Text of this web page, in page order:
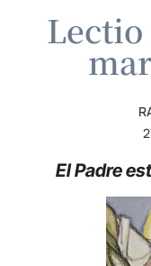
El Padre